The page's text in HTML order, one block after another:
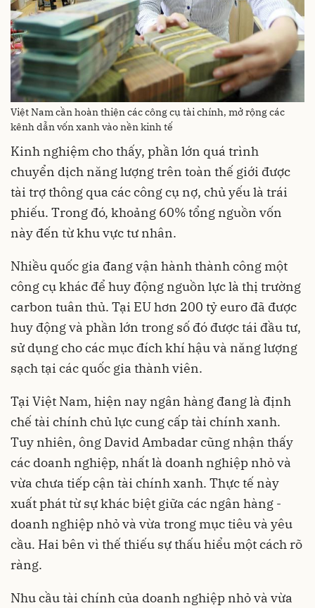
Việt Nam cần hoàn thiện các công cụ tài chính, mở rộng các
kênh dẫn vốn xanh vào nền kinh tế
Kinh nghiệm cho thấy, phần lớn quá trình
chuyển dịch năng lượng trên toàn thế giới được
tài trợ thông qua các công cụ nợ, chủ yếu là trái
phiếu. Trong đó, khoảng 60% tổng nguồn vốn
này đến từ khu vực tư nhân.
Nhiều quốc gia đang vận hành thành công một
công cụ khác để huy động nguồn lực là thị trường
carbon tuân thủ. Tại EU hơn 200 tỷ euro đã được
huy động và phần lớn trong số đó được tái đầu tư,
sử dụng cho các mục đích khí hậu và năng lượng
sạch tại các quốc gia thành viên.
Tại Việt Nam, hiện nay ngân hàng đang là định
chế tài chính chủ lực cung cấp tài chính xanh.
Tuy nhiên, ông David Ambadar cũng nhận thấy
các doanh nghiệp, nhất là doanh nghiệp nhỏ và
vừa chưa tiếp cận tài chính xanh. Thực tế này
xuất phát từ sự khác biệt giữa các ngân hàng -
doanh nghiệp nhỏ và vừa trong mục tiêu và yêu
cầu. Hai bên vì thế thiếu sự thấu hiểu một cách rõ
ràng.
Nhu cầu tài chính của doanh nghiệp nhỏ và vừa